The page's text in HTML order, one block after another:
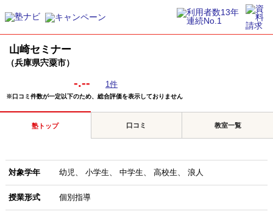
山崎セミナー
（兵庫県宍粟市）
-.-- 1件
※口コミ件数が一定以下のため、総合評価を表示しておりません
塾トップ 口コミ 教室一覧
対象学年 幼児 小学生 中学生 高校生 浪人
授業形式 個別指導